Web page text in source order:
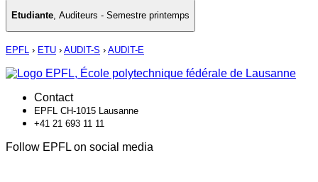
Etudiante, Auditeurs - Semestre printemps
EPFL › ETU › AUDIT-S › AUDIT-E
Contact
EPFL CH-1015 Lausanne
+41 21 693 11 11
Follow EPFL on social media